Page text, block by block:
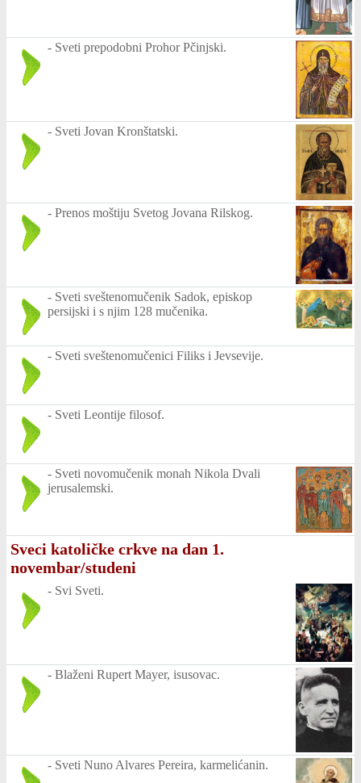
- Sveti prepodobni Prohor Pčinjski.
- Sveti Jovan Kronštatski.
- Prenos moštiju Svetog Jovana Rilskog.
- Sveti sveštenomučenik Sadok, episkop
persijski i s njim 128 mučenika.
- Sveti sveštenomučenici Filiks i Jevsevije.
- Sveti Leontije filosof.
- Sveti novomučenik monah Nikola Dvali
jerusalemski.
Sveci katoličke crkve na dan 1.
novembar/studeni
- Svi Sveti.
- Blaženi Rupert Mayer, isusovac.
- Sveti Nuno Alvares Pereira, karmelićanin.